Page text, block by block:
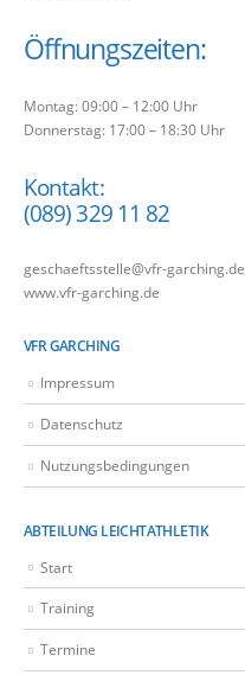
Öffnungszeiten:
Montag: 09:00 – 12:00 Uhr
Donnerstag: 17:00 – 18:30 Uhr
Kontakt:
(089) 329 11 82
geschaeftsstelle@vfr-garching.de
www.vfr-garching.de
VFR GARCHING
Impressum
Datenschutz
Nutzungsbedingungen
ABTEILUNG LEICHTATHLETIK
Start
Training
Termine